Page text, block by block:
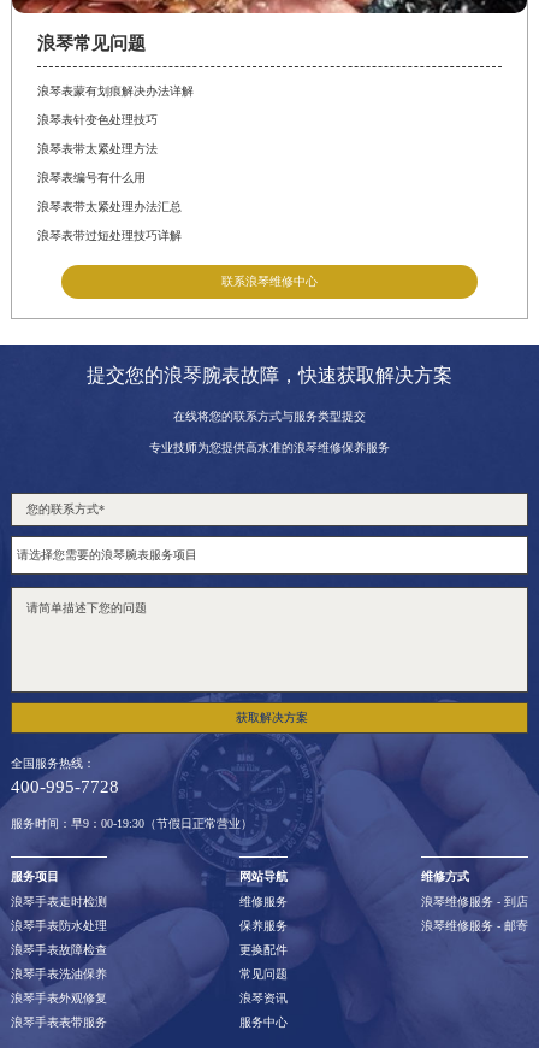
浪琴常见问题
浪琴表蒙有划痕解决办法详解
浪琴表针变色处理技巧
浪琴表带太紧处理方法
浪琴表编号有什么用
浪琴表带太紧处理办法汇总
浪琴表带过短处理技巧详解
联系浪琴维修中心
提交您的浪琴腕表故障，快速获取解决方案
在线将您的联系方式与服务类型提交
专业技师为您提供高水准的浪琴维修保养服务
获取解决方案
全国服务热线：
400-995-7728
服务时间：早9：00-19:30（节假日正常营业）
服务项目
浪琴手表走时检测
浪琴手表防水处理
浪琴手表故障检查
浪琴手表洗油保养
浪琴手表外观修复
浪琴手表表带服务
网站导航
维修服务
保养服务
更换配件
常见问题
浪琴资讯
服务中心
维修方式
浪琴维修服务 - 到店
浪琴维修服务 - 邮寄